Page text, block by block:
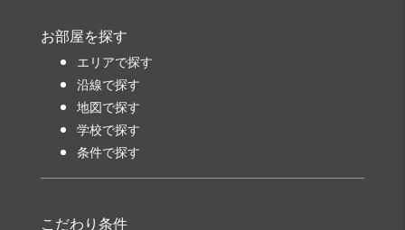
お部屋を探す
エリアで探す
沿線で探す
地図で探す
学校で探す
条件で探す
こだわり条件